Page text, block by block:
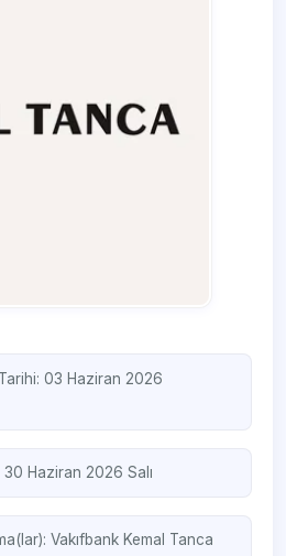
03 Haziran 2026
Haziran 2026 Salı
Vakıfbank Kemal Tanca